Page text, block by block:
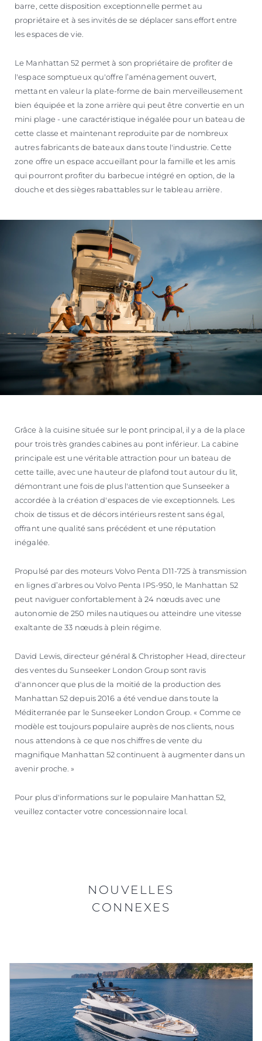
barre, cette disposition exceptionnelle permet au
propriétaire et à ses invités de se déplacer sans effort entre
les espaces de vie.
Le Manhattan 52 permet à son propriétaire de profiter de
l'espace somptueux qu'offre l’aménagement ouvert,
mettant en valeur la plate-forme de bain merveilleusement
bien équipée et la zone arrière qui peut être convertie en un
mini plage - une caractéristique inégalée pour un bateau de
cette classe et maintenant reproduite par de nombreux
autres fabricants de bateaux dans toute l'industrie. Cette
zone offre un espace accueillant pour la famille et les amis
qui pourront profiter du barbecue intégré en option, de la
douche et des sièges rabattables sur le tableau arrière.
Grâce à la cuisine située sur le pont principal, il y a de la place
pour trois très grandes cabines au pont inférieur. La cabine
principale est une véritable attraction pour un bateau de
cette taille, avec une hauteur de plafond tout autour du lit,
démontrant une fois de plus l'attention que Sunseeker a
accordée à la création d'espaces de vie exceptionnels. Les
choix de tissus et de décors intérieurs restent sans égal,
offrant une qualité sans précédent et une réputation
inégalée.
Propulsé par des moteurs Volvo Penta D11-725 à transmission
en lignes d’arbres ou Volvo Penta IPS-950, le Manhattan 52
peut naviguer confortablement à 24 nœuds avec une
autonomie de 250 miles nautiques ou atteindre une vitesse
exaltante de 33 nœuds à plein régime.
David Lewis, directeur général & Christopher Head, directeur
des ventes du Sunseeker London Group sont ravis
d'annoncer que plus de la moitié de la production des
Manhattan 52 depuis 2016 a été vendue dans toute la
Méditerranée par le Sunseeker London Group. « Comme ce
modèle est toujours populaire auprès de nos clients, nous
nous attendons à ce que nos chiffres de vente du
magnifique Manhattan 52 continuent à augmenter dans un
avenir proche. »
Pour plus d'informations sur le populaire Manhattan 52,
veuillez contacter votre concessionnaire local.
NOUVELLES
CONNEXES